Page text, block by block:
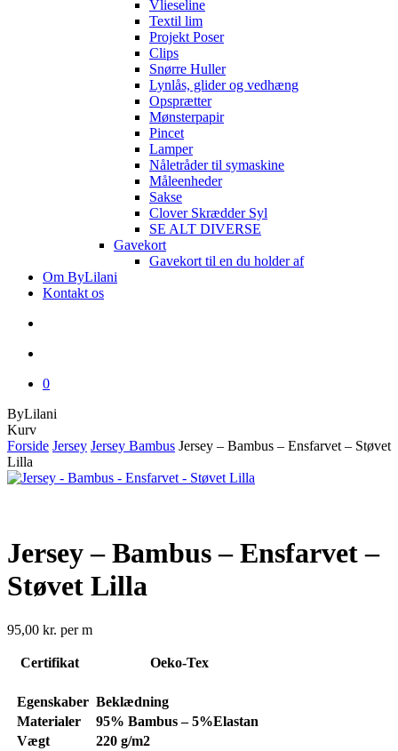
Vlieseline
Textil lim
Projekt Poser
Clips
Snørre Huller
Lynlås, glider og vedhæng
Opsprætter
Mønsterpapir
Pincet
Lamper
Nåletråder til symaskine
Måleenheder
Sakse
Clover Skrædder Syl
SE ALT DIVERSE
Gavekort
Gavekort til en du holder af
Om ByLilani
Kontakt os
0
ByLilani
KurvClose
Cart
Forside Jersey Jersey Bambus Jersey – Bambus – Ensfarvet – Støvet
Lilla
Jersey – Bambus – Ensfarvet –
Støvet Lilla
95,00 kr. per m
Certifikat Oeko-Tex
Egenskaber Beklædning
Materialer
95% Bambus – 5%Elastan
Vægt
220 g/m2